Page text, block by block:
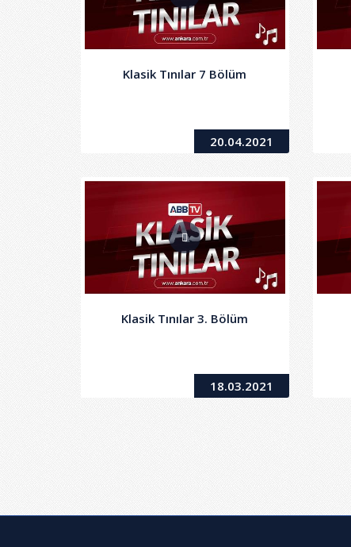
Klasik Tınılar 7 Bölüm
20.04.2021
Klasik Tınılar 3. Bölüm
18.03.2021